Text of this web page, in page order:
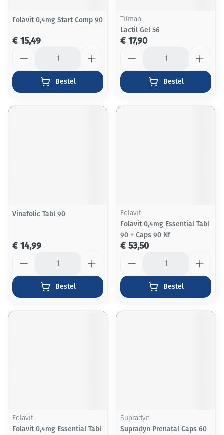
Folavit 0,4mg Start Comp 90
€ 15,49
Bestel
Tilman
Lactil Gel 56
€ 17,90
Bestel
Vinafolic Tabl 90
€ 14,99
Bestel
Folavit
Folavit 0,4mg Essential Tabl
90 + Caps 90 Nf
€ 53,50
Bestel
Folavit
Folavit 0,4mg Essential Tabl
Supradyn
Supradyn Prenatal Caps 60